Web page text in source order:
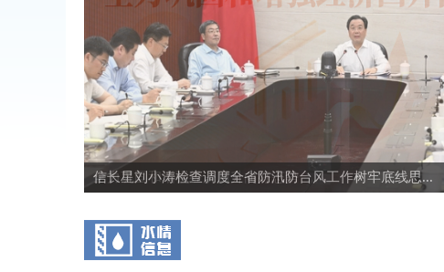
信长星刘小涛检查调度全省防汛防台风工作树牢底线思...